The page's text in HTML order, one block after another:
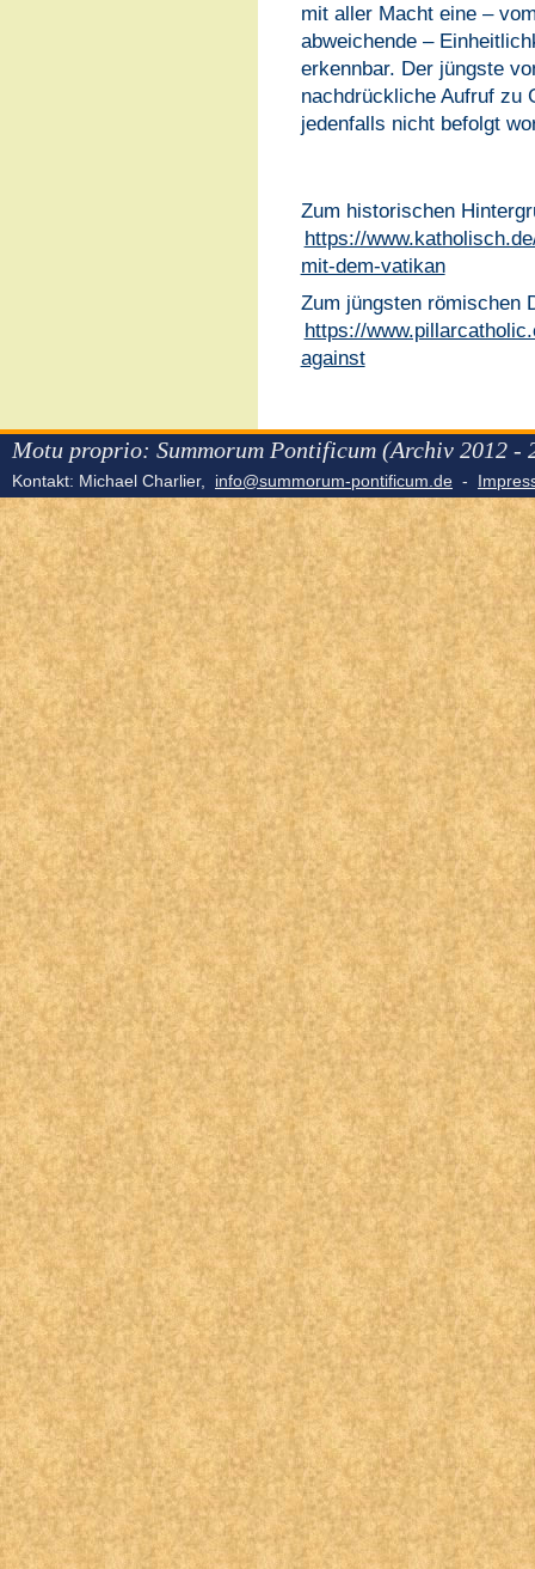
mit aller Macht eine –
abweichende –
erkennbar. Der jüngste
nachdrückliche Aufruf zu
jedenfalls nicht befolgt
Zum historischen
https://
mit-dem-vatikan
Zum jüngsten römischen
https://
against
Motu proprio: Summorum Pontificum (Archiv 2012 -
Kontakt: Michael Charlier, info@summorum-pontificum.de -